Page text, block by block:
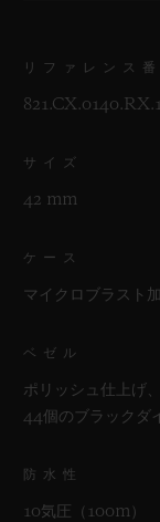
リファレンス番
サイズ
42 mm
ケース
マイクロブラスト
ベゼル
ポリッシュ仕上げ
44個のブラックダ
防水性
10気圧（100m）